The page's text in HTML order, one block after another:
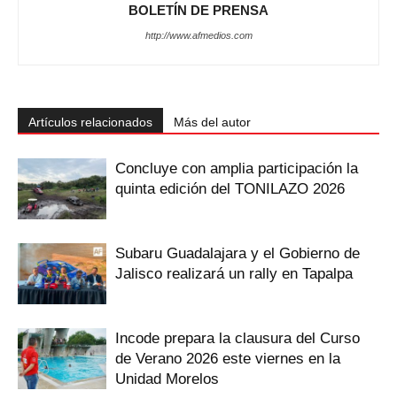
BOLETÍN DE PRENSA
http://www.afmedios.com
Artículos relacionados Más del autor
Concluye con amplia participación la
quinta edición del TONILAZO 2026
Subaru Guadalajara y el Gobierno de
Jalisco realizará un rally en Tapalpa
Incode prepara la clausura del Curso
de Verano 2026 este viernes en la
Unidad Morelos